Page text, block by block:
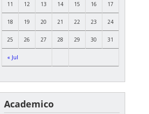
« Jul
11 12 13 14 15 16 17
18 19 20 21 22 23 24
25 26 27 28 29 30 31
Academico